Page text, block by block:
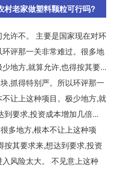
村老家做塑料颗粒可行吗?
许不。 主要是国家现在对环
评那一关非常难过。很多地
地方,就算允许,也得按其要...
,抓得特别严。所以环评那一
让上这种项目。极少地方,就
要求,投资成本增加几倍...
多地方,根本不让上这种项
按其要求来,想达到要求,投资
风险太大。 不见意上这种